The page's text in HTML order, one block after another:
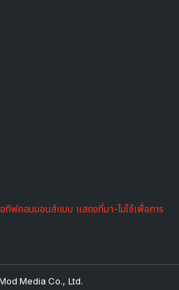
ฟคอมมอนส์แบบ แสดงที่มา-ไม่ใช้เพื่อการ
Media Co., Ltd.